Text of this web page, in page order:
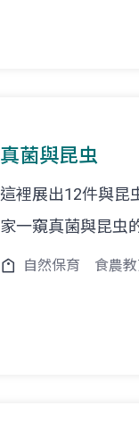
真菌與昆虫
這裡展出12件與昆
家一窺真菌與昆虫
自然保育 食農